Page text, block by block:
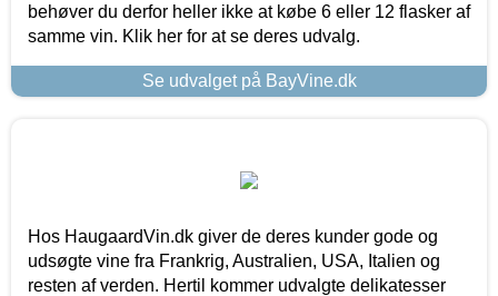
behøver du derfor heller ikke at købe 6 eller 12 flasker af
samme vin. Klik her for at se deres udvalg.
Se udvalget på BayVine.dk
Hos HaugaardVin.dk giver de deres kunder gode og
udsøgte vine fra Frankrig, Australien, USA, Italien og
resten af verden. Hertil kommer udvalgte delikatesser